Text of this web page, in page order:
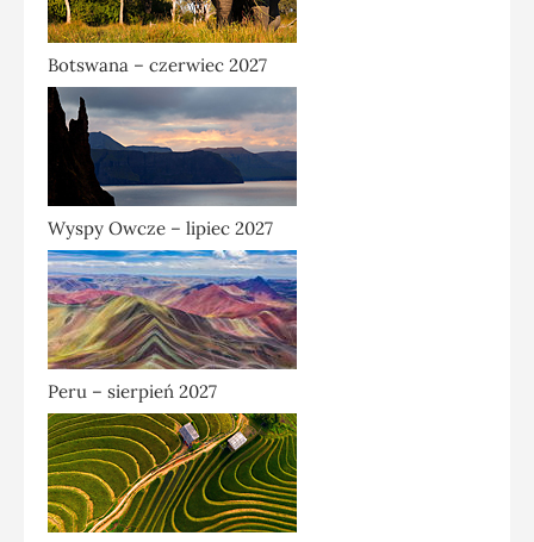
Botswana – czerwiec 2027
Wyspy Owcze – lipiec 2027
Peru – sierpień 2027